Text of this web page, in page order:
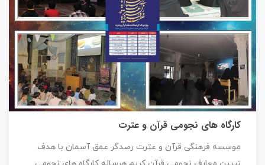
کارگاه های نجومی قرآن و عترت
موسسه فرهنگی قرآن و عترت رصدگر عمق آسمان با هدف